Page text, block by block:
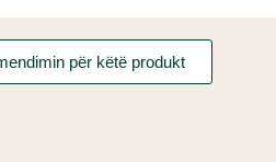
për këtë produkt